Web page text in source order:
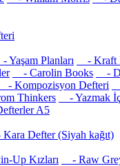
Yaşam Planları - Kraft
- Carolin Books
-
- Kompozisyon Defteri
Thinkers
- Yazmak
A5
Defter (Siyah kağıt)
Up Kızları
- Raw